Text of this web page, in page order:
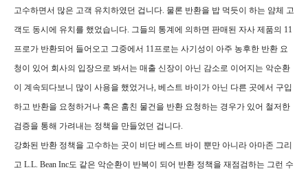
고수하면서 많은 고객 유치하였던 겁니다. 물론 반환을 밥 먹듯이 하는 얌체 고
객도 동시에 유치를 했었습니다. 그들의 통계에 의하면 판매된 자사 제품의 11
프로가 반환되어 들어오고 그중에서 11프로는 사기성이 아주 농후한 반환 요
청이 있어 회사의 입장으로 봐서는 매출 신장이 아닌 감소로 이어지는 악순환
이 계속되다보니 많이 사용을 했었거나, 베스트 바이가 아닌 다른 곳에서 구입
하고 반환을 요청하거나 혹은 훔친 물건을 반환 요청하는 경우가 있어 철저한
검증을 통해 가려내는 정책을 만들었던 겁니다.
강화된 반환 정책을 고수하는 곳이 비단 베스트 바이 뿐만 아니라 아마존 그리
고 L.L. Bean Inc도 같은 악순환이 반복이 되어 반환 정책을 재점검하는 그런 수